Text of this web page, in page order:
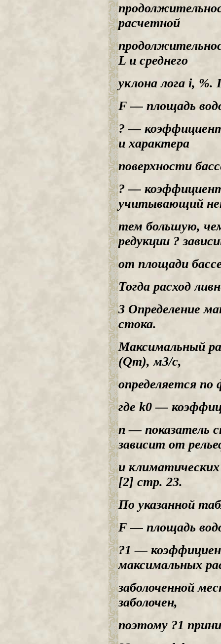
расчетной
L и среднего
уклона лога i,
F — площадь
? —
и характера
поверхности
? —
учитывающий
тем большую,
редукции ?
от площади
Тогда расход
3 Определение
стока.
Максимальный
(Qт), м3/с,
определяется по
где k0 —
n — показатель
зависит от
и
[2] стр. 23.
По указанной
F — площадь
?1 —
максимальных
заболоченной
заболочен,
поэтому ?1